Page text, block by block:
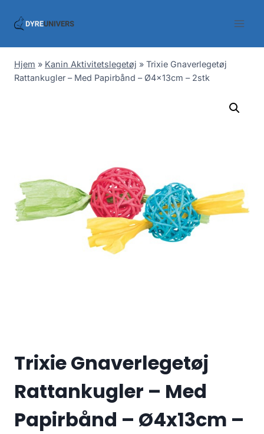
Hjem » Kanin Aktivitetslegetøj » Trixie Gnaverlegetøj
Rattankugler – Med Papirbånd – Ø4x13cm – 2stk
Trixie Gnaverlegetøj
Rattankugler – Med
Papirbånd – Ø4x13cm –